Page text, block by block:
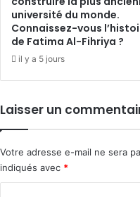
université du monde.
Connaissez-vous
de Fatima Al-Fihriya ?
il y a 5 jours
Laisser un
Votre adresse e-mail ne sera
indiqués avec *